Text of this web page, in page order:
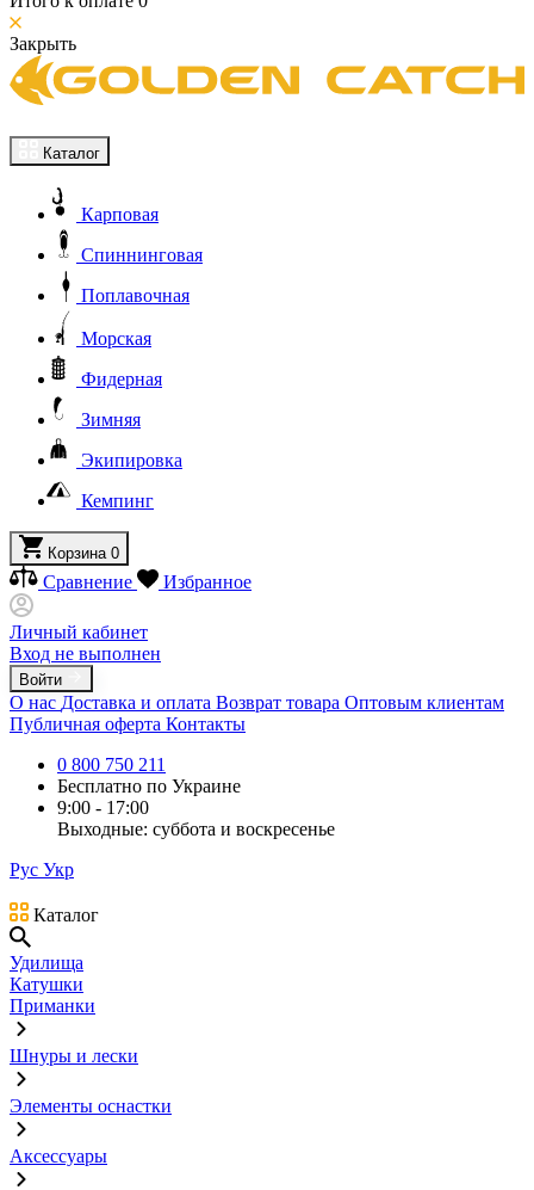
Закрыть
Каталог
Карповая
Спиннинговая
Поплавочная
Морская
Фидерная
Зимняя
Экипировка
Кемпинг
Корзина 0
Сравнение Избранное
Личный кабинет
Вход не выполнен
Войти
О нас Доставка и оплата Возврат товара Оптовым клиентам
Публичная оферта Контакты
0 800 750 211
Бесплатно по Украине
9:00 - 17:00
Выходные: суббота и воскресенье
Рус Укр
Каталог
Удилища
Катушки
Приманки
Шнуры и лески
Элементы оснастки
Аксессуары